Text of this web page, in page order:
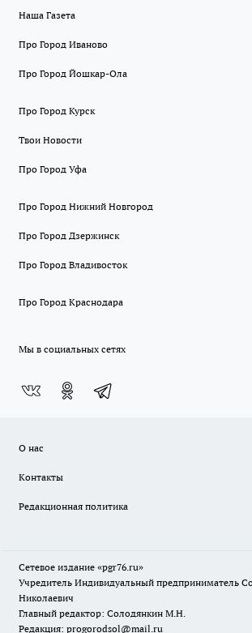
Наша Газета
Про Город Иваново
Про Город Йошкар-Ола
Про Город Курск
Твои Новости
Про Город Уфа
Про Город Нижний Новгород
Про Город Дзержинск
Про Город Владивосток
Про Город Краснодара
Мы в социальных сетях
О нас
Контакты
Редакционная политика
Сетевое издание «pgr76.ru»
Учредитель Индивидуальный предприниматель
Николаевич
Главный редактор: Солодянкин М.Н.
Редакция: progorodsol@mail.ru